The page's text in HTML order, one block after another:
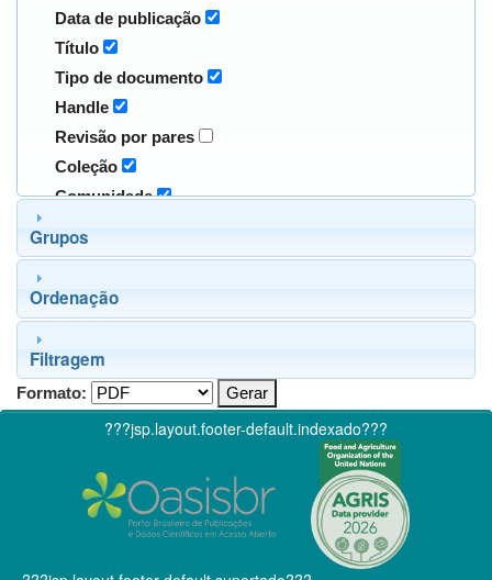
Data de publicação
Título
Tipo de documento
Handle
Revisão por pares
Coleção
Comunidade
Grupos
Ordenação
Filtragem
Formato:
???jsp.layout.footer-default.indexado???